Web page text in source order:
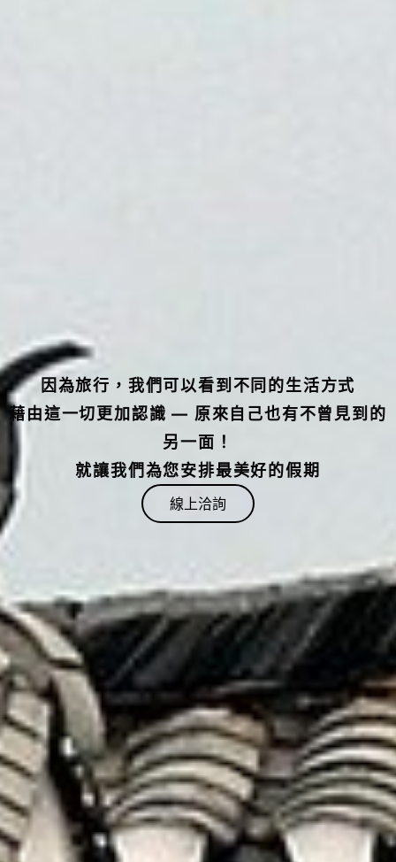
因為旅行，我們可以看到不同的生活方式
藉由這一切更加認識 — 原來自己也有不曾見到的
另一面！
就讓我們為您安排最美好的假期
線上洽詢